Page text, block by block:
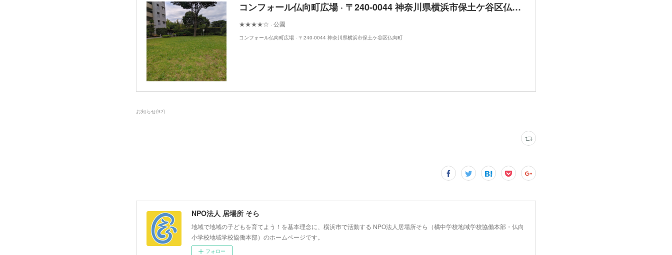
コンフォール仏向町広場 · 〒240-0044 神奈川県横浜市保土ケ谷区仏向町
★★★★☆ · 公園
コンフォール仏向町広場 · 〒240-0044 神奈川県横浜市保土ケ谷区仏向町
お知らせ(92)
NPO法人 居場所 そら
地域で地域の子どもを育てよう！を基本理念に、横浜市で活動する NPO法人居場所そら（橘中学校地域学校協働本部・仏向
小学校地域学校協働本部）のホームページです。
フォロー